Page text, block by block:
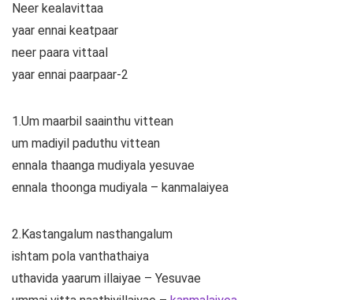
Neer kealavittaa
yaar ennai keatpaar
neer paara vittaal
yaar ennai paarpaar-2
1.Um maarbil saainthu vittean
um madiyil paduthu vittean
ennala thaanga mudiyala yesuvae
ennala thoonga mudiyala – kanmalaiyea
2.Kastangalum nasthangalum
ishtam pola vanthathaiya
uthavida yaarum illaiyae – Yesuvae